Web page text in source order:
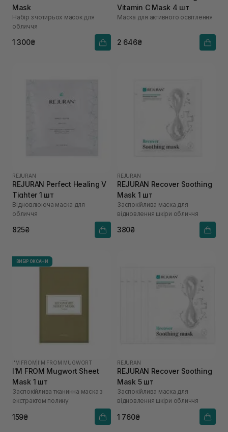
Mask
Набір з чотирьох масок для
обличчя
1 300₴
Vitamin C Mask 4 шт
Маска для активного освітлення
2 646₴
REJURAN
REJURAN Perfect Healing V
Tighter 1 шт
Відновлююча маска для
обличчя
825₴
REJURAN
REJURAN Recover Soothing
Mask 1 шт
Заспокійлива маска для
відновлення шкіри обличчя
380₴
ВИБІР ОКСАНИ
I'M FROM I'M FROM MUGWORT
I'M FROM Mugwort Sheet
Mask 1 шт
Заспокійлива тканинна маска з
екстрактом полину
159₴
REJURAN
REJURAN Recover Soothing
Mask 5 шт
Заспокійлива маска для
відновлення шкіри обличчя
1 760₴